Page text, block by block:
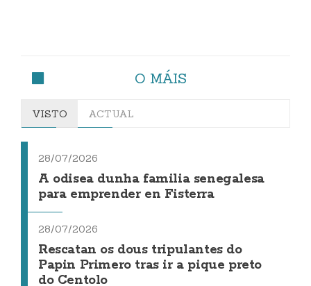
O MÁIS
VISTO ACTUAL
28/07/2026
A odisea dunha familia senegalesa
para emprender en Fisterra
28/07/2026
Rescatan os dous tripulantes do
Papin Primero tras ir a pique preto
do Centolo